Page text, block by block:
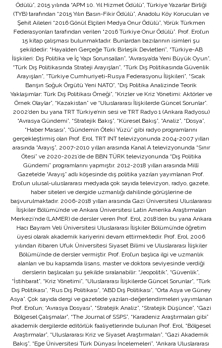
Ödülü”, 2015 yılında “APM 10. Yıl Hizmet Ödülü”, Türkiye Yazarlar Birliği
(TYB) tarafından “2015 Yılın Basın-Fikir Ödülü”, Anadolu Köy Korucuları ve
Şehit Aileleri “2016 Gönül Elçileri Medya Onur Ödülü”, Yörük Türkmen
Federasyonları tarafından verilen “2016 Türkiye Onur Ödülü”. Prof. Erol’un
15 kitap çalışması bulunmaktadır. Bunlardan bazılarının isimleri şu
şekildedir: “Hayalden Gerçeğe Türk Birleşik Devletleri”, “Türkiye-AB
İlişkileri: Dış Politika ve İç Yapı Sorunsalları”, “Avrasya’da Yeni Büyük Oyun”,
“Türk Dış Politikasında Strateji Arayışları”, “Türk Dış Politikasında Güvenlik
Arayışları”, “Türkiye Cumhuriyeti-Rusya Federasyonu İlişkileri”, “Sıcak
Barışın Soğuk Örgütü Yeni NATO”, “Dış Politika Analizinde Teorik
Yaklaşımlar: Türk Dış Politikası Örneği”, “Krizler ve Kriz Yönetimi: Aktörler ve
Örnek Olaylar”, “Kazakistan” ve “Uluslararası İlişkilerde Güncel Sorunlar”.
2002’den bu yana TRT Türkiye’nin sesi ve TRT Radyo 1 (Ankara Radyosu)
“Avrasya Gündemi”, “Stratejik Bakış”, “Küresel Bakış”, “Analiz”, “Dosya”,
“Haber Masası”, “Gündemin Öteki Yüzü” gibi radyo programlarını
gerçekleştirmiş olan Prof. Erol, TRT INT televizyonunda 2004-2007 yılları
arasında “Arayış”, 2007-2010 yılları arasında Kanal A televizyonunda “Sınır
Ötesi” ve 2020-2021’de de BBN TÜRK televizyonunda “Dış Politika
Gündemi” programlarını yapmıştır. 2012-2018 yılları arasında Millî
Gazete’de “Arayış” adlı köşesinde dış politika yazıları yayımlanan Prof.
Erol’un ulusal-uluslararası medyada çok sayıda televizyon, radyo, gazete,
haber siteleri ve dergide uzmanlığı dahilinde görüşlerine de
başvurulmaktadır. 2006-2018 yılları arasında Gazi Üniversitesi Uluslararası
İlişkiler Bölümü’nde ve Ankara Üniversitesi Latin Amerika Araştırmaları
Merkezi’nde (LAMER) de dersler veren Prof. Erol, 2018’den bu yana Ankara
Hacı Bayram Veli Üniversitesi Uluslararası İlişkiler Bölümü’nde öğretim
üyesi olarak akademik kariyerini devam ettirmektedir. Prof. Erol, 2006
yılından itibaren Ufuk Üniversitesi Siyaset Bilimi ve Uluslararası İlişkiler
Bölümü’nde de dersler vermiştir. Prof. Erol’un başlıca ilgi ve uzmanlık
alanları ve bu kapsamda lisans, master ve doktora seviyesinde verdiği
derslerin başlıcaları şu şekilde sıralanabilir: “Jeopolitik”, “Güvenlik”,
“İstihbarat”, “Kriz Yönetimi”, “Uluslararası İlişkilerde Güncel Sorunlar”, “Türk
Dış Politikası”, “Rus Dış Politikası”, “ABD Dış Politikası”, “Orta Asya ve Güney
Asya”. Çok sayıda dergi ve gazetede yazıları-değerlendirmeleri yayımlanan
Prof. Erol’un; “Avrasya Dosyası”, “Stratejik Analiz”, “Stratejik Düşünce”, “Gazi
Bölgesel Çalışmalar”, “The Journal of SSPS”, “Karadeniz Araştırmaları gibi”
akademik dergilerde editörlük faaliyetlerinde bulunan Prof. Erol, “Bölgesel
Araştırmalar”, “Uluslararası Kriz ve Siyaset Araştırmaları”, “Gazi Akademik
Bakış”, “Ege Üniversitesi Türk Dünyası İncelemeleri”, “Ankara Uluslararası